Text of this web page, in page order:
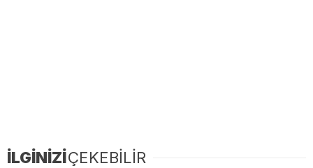
İLGİNİZİÇEKEBİLİR